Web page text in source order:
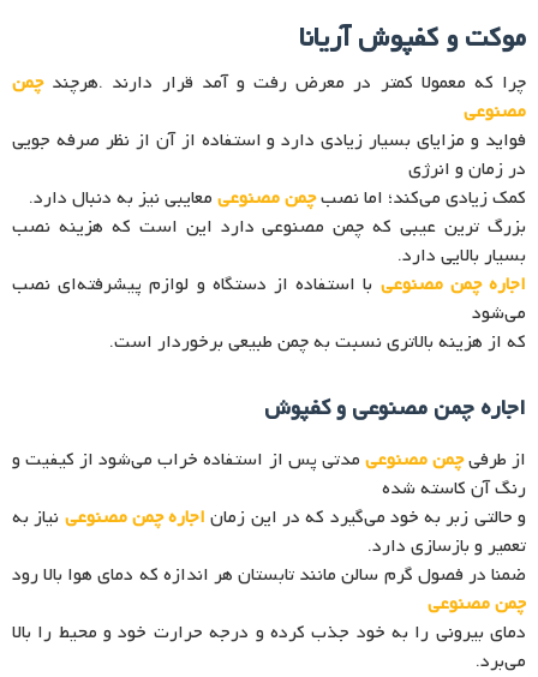
موکت و کفپوش آریانا
چرا که معمولا کمتر در معرض رفت و آمد قرار دارند .هرچندچمن
مصنوعی
فواید و مزایای بسیار زیادی دارد و استفاده از آن از نظر صرفه جویی
در زمان و انرژی
کمک زیادی می‌کند؛ اما نصبچمن مصنوعی معایبی نیز به‌ دنبال دارد.
بزرگ ترین عیبی که چمن مصنوعی دارد این است که هزینه نصب
بسیار بالایی دارد.
اجاره چمن مصنوعی با استفاده از دستگاه و لوازم پیشرفته‌ای نصب
می‌شود
که از هزینه بالاتری نسبت به چمن طبیعی برخوردار است.
اجاره چمن مصنوعی و کفپوش
از طرفیچمن مصنوعی مدتی پس از استفاده خراب می‌شود از کیفیت و
رنگ آن کاسته شده
و حالتی زبر به خود می‌گیرد که در این زمان اجاره چمن مصنوعی نیاز به
تعمیر و بازسازی دارد.
ضمنا در فصول گرم سالن مانند تابستان هر اندازه که دمای هوا بالا رود
چمن مصنوعی
دمای بیرونی را به خود جذب کرده و درجه حرارت خود و محیط را بالا
می‌برد.